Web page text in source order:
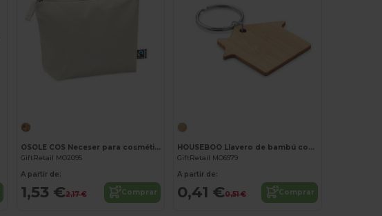
OSOLE COS Neceser para cosméticos Fairtra
GiftRetail MO2095
A partir de:
1,53 €2,17 € Comprar
HOUSEBOO Llavero de bambú con forma de c
GiftRetail MO6979
A partir de:
0,41 €0,51 € Comprar